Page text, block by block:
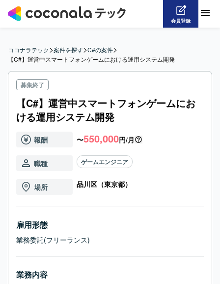
会員登録
ココナラテック>案件を探す>C#の案件>
【C#】運営中スマートフォンゲームにおける運用システム開発
募集終了
【C#】運営中スマートフォンゲームにお
ける運用システム開発
報酬 〜550,000円/月
職種 ゲームエンジニア
場所 品川区（東京都）
雇用形態
業務委託(フリーランス)
業務内容